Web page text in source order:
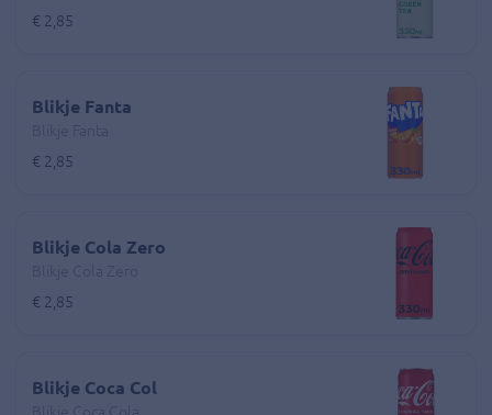
€ 2,85
Blikje Fanta
€ 2,85
Blikje Cola Zero
€ 2,85
Blikje Coca Col